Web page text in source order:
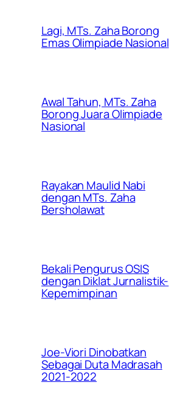
Lagi, MTs. Zaha Borong
Emas Olimpiade Nasional
Awal Tahun, MTs. Zaha
Borong Juara Olimpiade
Nasional
Rayakan Maulid Nabi
dengan MTs. Zaha
Bersholawat
Bekali Pengurus OSIS
dengan Diklat Jurnalistik-
Kepemimpinan
Joe-Viori Dinobatkan
Sebagai Duta Madrasah
2021-2022